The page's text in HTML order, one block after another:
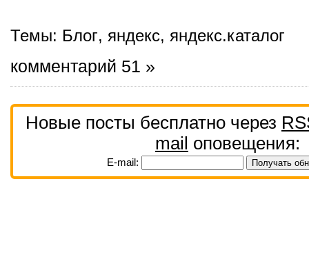
Темы: Блог, яндекс, яндекс.каталог
комментарий 51 »
Новые посты бесплатно через
mail оповещения:
E-mail: